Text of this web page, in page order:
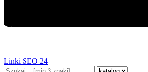
Linki SEO 24